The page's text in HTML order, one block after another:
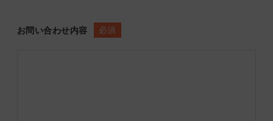
お問い合わせ内容 必須